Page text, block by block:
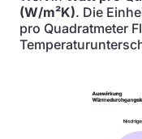
(W/m²K). Die
pro Quadratmeter